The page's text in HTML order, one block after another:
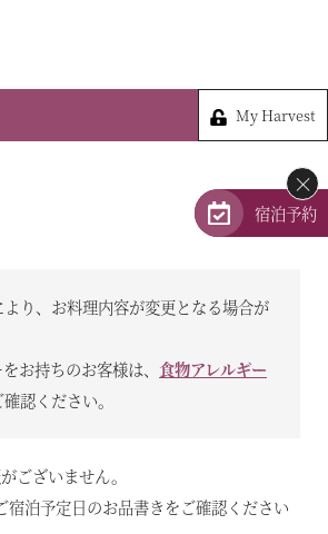
My Harvest
14
My Harvest
ド
り、お料理内容が変更となる場合が
お持ちのお客様は、 食物アレルギー
認ください。
ございません。
宿泊予定日のお品書きをご確認ください
×
宿泊予約